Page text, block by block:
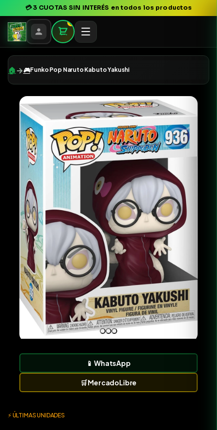
💳3 CUOTAS SIN INTERÉS en todos los productos
0
🏠 →🎮Funko Pop Naruto Kabuto Yakushi
📱WhatsApp
🛒MercadoLibre
⚡ ÚLTIMAS UNIDADES